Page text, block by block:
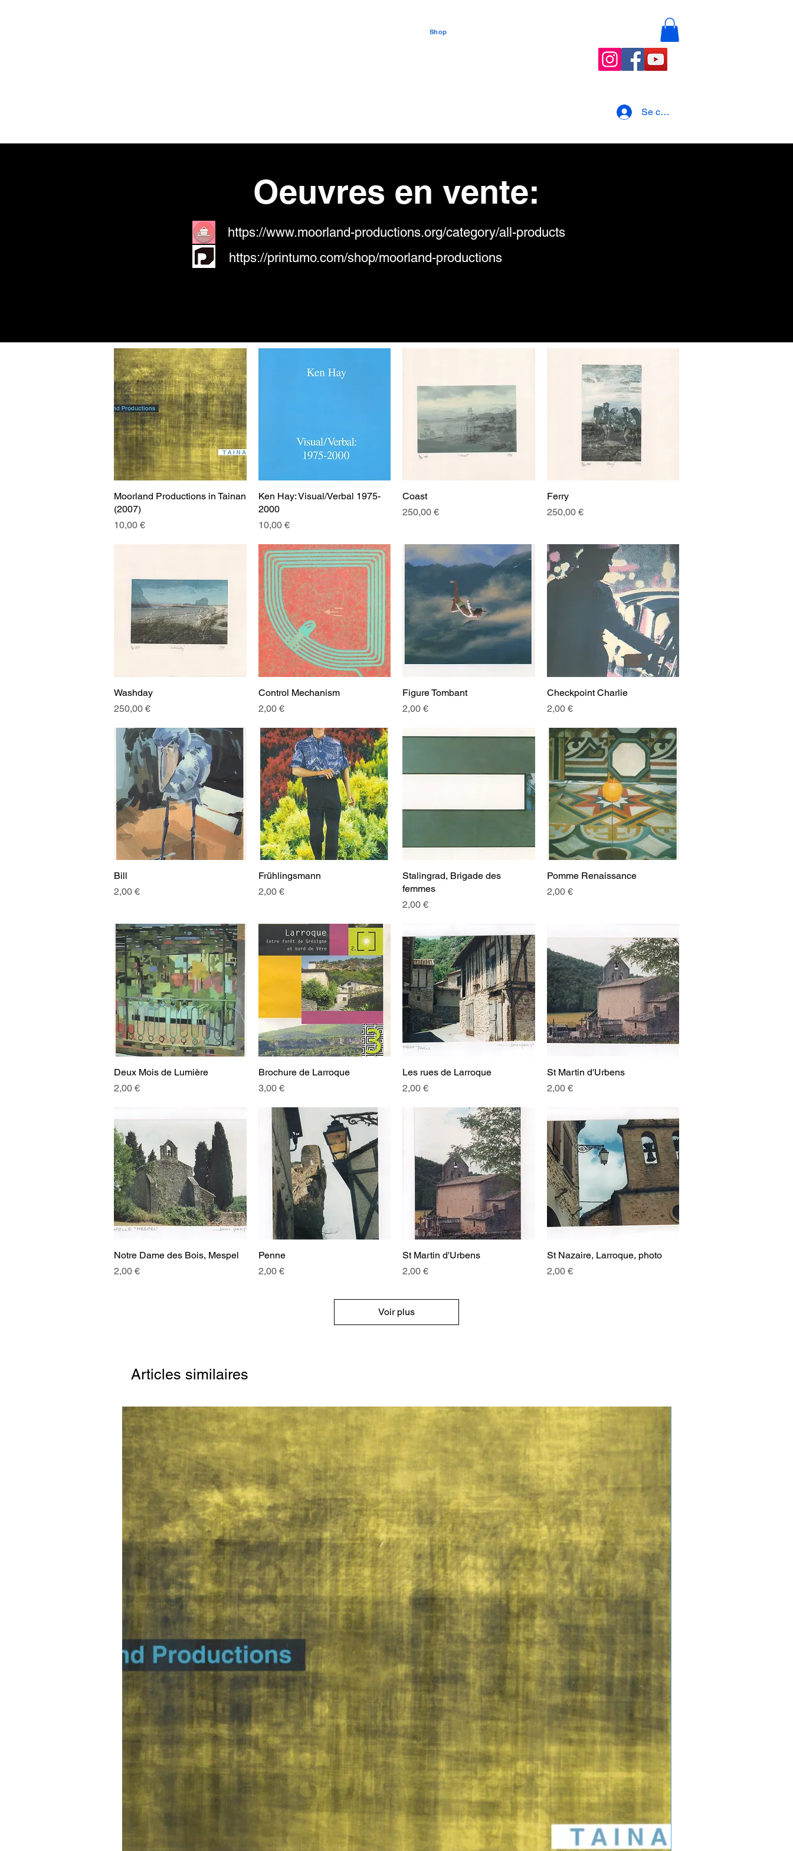
Shop
Se connecter
Oeuvres en vente:
https://www.moorland-productions.org/category/all-products
https://printumo.com/shop/moorland-productions
Aperçu rapide
Moorland Productions in Tainan
(2007)
Prix
10,00 €
Aperçu rapide
Ken Hay: Visual/Verbal 1975-
2000
Prix
10,00 €
Coast
Prix
250,00 €
Ferry
Prix
250,00 €
Washday
Prix
250,00 €
Aperçu rapide
Control Mechanism
Prix
2,00 €
Aperçu rapide
Figure Tombant
Prix
2,00 €
Aperçu rapide
Checkpoint Charlie
Prix
2,00 €
Bill
Prix
2,00 €
Aperçu rapide
Frühlingsmann
Prix
2,00 €
Aperçu rapide
Stalingrad, Brigade des
femmes
Prix
2,00 €
Aperçu rapide
Pomme Renaissance
Prix
2,00 €
Aperçu rapide
Deux Mois de Lumière
Prix
2,00 €
Aperçu rapide
Brochure de Larroque
Prix
3,00 €
Aperçu rapide
Les rues de Larroque
Prix
2,00 €
Aperçu rapide
St Martin d'Urbens
Prix
2,00 €
Aperçu rapide
Notre Dame des Bois, Mespel
Prix
2,00 €
Penne
Prix
2,00 €
Aperçu rapide
St Martin d'Urbens
Prix
2,00 €
Aperçu rapide
St Nazaire, Larroque, photo
Prix
2,00 €
Voir plus
Articles similaires